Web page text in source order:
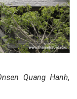
Quang Hanh,